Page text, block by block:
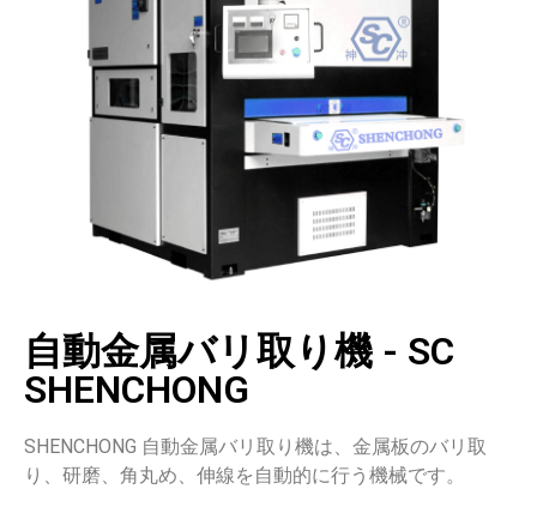
自動金属バリ取り機 - SC
SHENCHONG
SHENCHONG 自動金属バリ取り機は、金属板のバリ取
り、研磨、角丸め、伸線を自動的に行う機械です。